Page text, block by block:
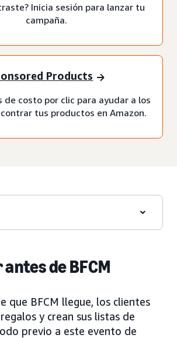
Inicia sesión para lanzar tu
campaña.
Products
de costo por clic para ayudar a los
tus productos en Amazon.
de BFCM
que BFCM llegue, los clientes
y crean sus listas de
previo a este evento de